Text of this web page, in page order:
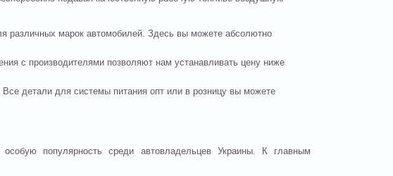
различных марок автомобилей. Здесь вы можете абсолютно
с производителями позволяют нам устанавливать цену ниже
детали для системы питания опт или в розницу вы можете
популярность среди автовладельцев Украины. К главным